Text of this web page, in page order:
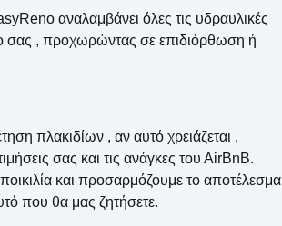
αναλαμβάνει όλες τις υδραυλικές
σας , προχωρώντας σε επιδιόρθωση ή
πλακιδίων , αν αυτό χρειάζεται ,
σας και τις ανάγκες του ΑirΒnΒ.
και προσαρμόζουμε το αποτέλεσμα
που θα μας ζητήσετε.